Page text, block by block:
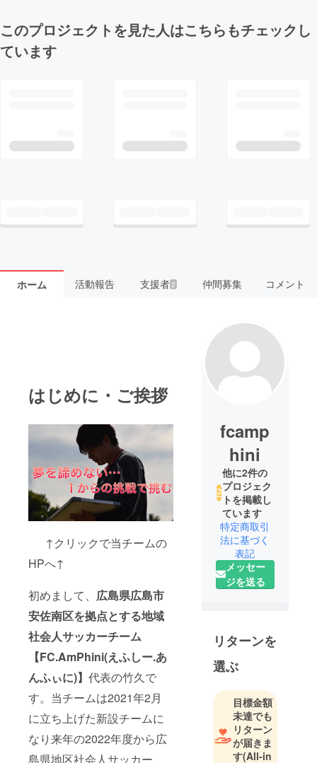
このプロジェクトを見た人はこちらもチェックし
ています
ホーム 活動報告 支援者2 仲間募集 コメント
はじめに・ご挨拶
↑クリックで当チームの
HPへ↑
初めまして、 広島県広島市
安佐南区を拠点とする地域
社会人サッカーチーム
【FC.AmPhini(えふしー.あ
んふぃに)】 代表の竹久で
す。当チームは2021年2月
に立ち上げた新設チームに
なり来年の2022年度から広
島県地区社会人サッカー
fcamp
hini
他に2件の
プロジェク
トを掲載し
ています
特定商取引
法に基づく
表記
メッセー
ジを送る
リターンを
選ぶ
目標金額
未達でも
リターン
が届きま
す(All-in